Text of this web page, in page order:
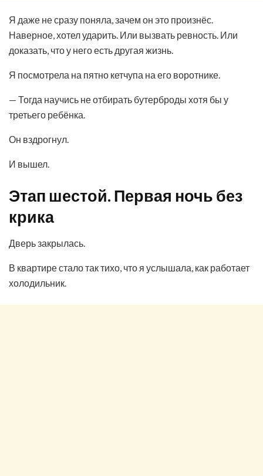
Я даже не сразу поняла, зачем он это произнёс.
Наверное, хотел ударить. Или вызвать ревность. Или
доказать, что у него есть другая жизнь.
Я посмотрела на пятно кетчупа на его воротнике.
— Тогда научись не отбирать бутерброды хотя бы у
третьего ребёнка.
Он вздрогнул.
И вышел.
Этап шестой. Первая ночь без
крика
Дверь закрылась.
В квартире стало так тихо, что я услышала, как работает
холодильник.